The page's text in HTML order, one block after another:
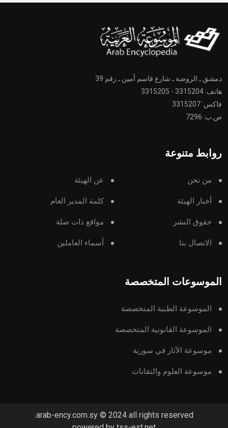
دمشق ـ الروضة ـ شارع قاسم أمين ـ رقم 39
هاتف: 3315204 - 3315205
فاكس: 3315207
ص.ب: 7296
روابط متنوعة
من نحن عن الهيئة
أخبار الهيئة كلمة المدير العام
حقوق النشر مواقع ذات صلة
الاتصال بنا أسماء العاملين
الموسوعات المتخصصة
الموسوعة الطبية المتخصصة
الموسوعة القانونية المتخصصة
موسوعة الآثار في سورية
موسوعة العلوم والتقانات
arab-ency.com.sy © 2024 all rights reserved.